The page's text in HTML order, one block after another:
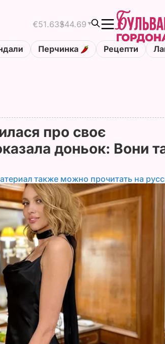
€51.63$44.69
Перчинка Рецепти
про своє
доньок: Вони
также можно прочитать на